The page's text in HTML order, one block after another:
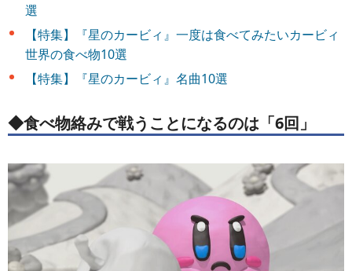
選
【特集】『星のカービィ』一度は食べてみたいカービィ
世界の食べ物10選
【特集】『星のカービィ』名曲10選
◆食べ物絡みで戦うことになるのは「6回」